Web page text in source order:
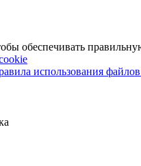
обеспечивать
использования